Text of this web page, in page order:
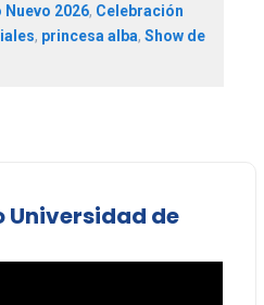
Nuevo 2026, Celebración
, princesa alba, Show de
Universidad de